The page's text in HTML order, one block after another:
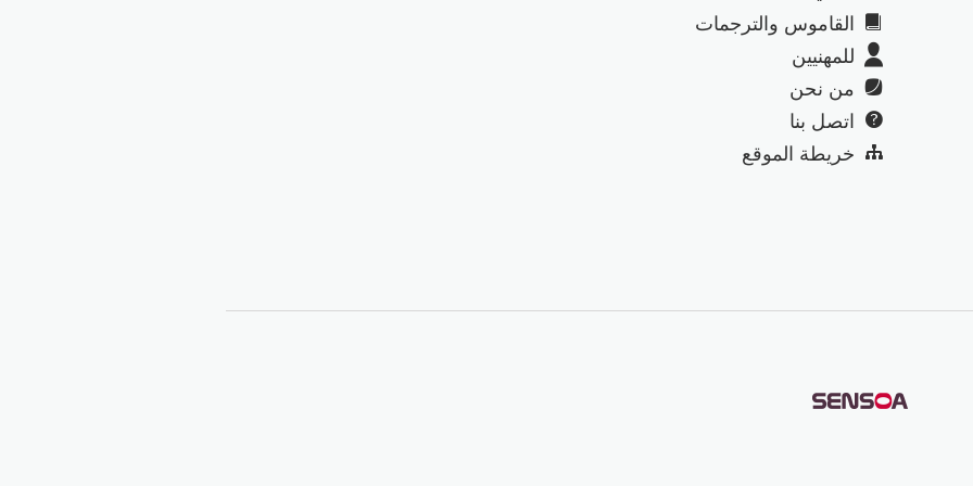
القاموس والترجمات
للمهنيين
من نحن
اتصل بنا
خريطة الموقع